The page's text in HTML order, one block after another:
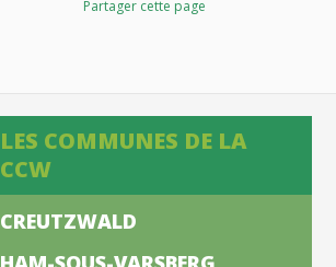
Partager cette page
LES COMMUNES DE LA
CCW
CREUTZWALD